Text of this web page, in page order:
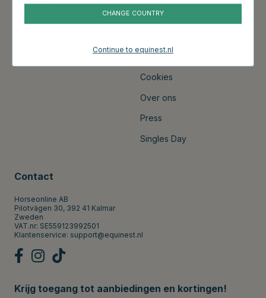
Aankoop- en
Black Friday
Cookies
Over ons
Press
Singles Day
Contact
Horseonline AB
Pilotvägen 30, 392 41 Kalmar
Zweden
VAT.nr: SE559123992501
Klantenservice: support@equinest.nl
Krijg toegang tot aanbiedingen en kortingen!
CHANGE COUNTRY
Continue to equinest.nl